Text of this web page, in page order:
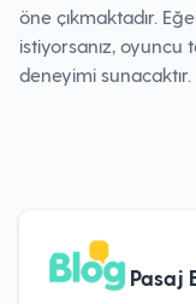
öne çıkmaktadır.
istiyorsanız, oyuncu
deneyimi sunacaktır.
Pasaj